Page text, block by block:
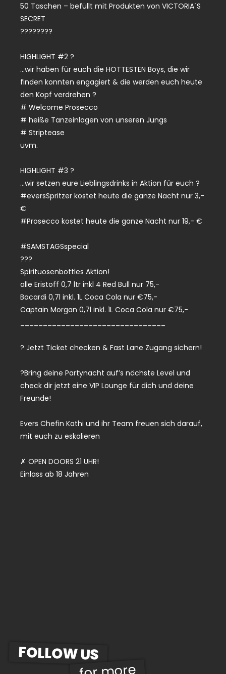
50 Taschen – befüllt mit Produkten von VICTORIA´S
SECRET
????????
HIGHLIGHT #2 ?
…wir haben für euch die HOTTESTEN Boys, die wir
finden konnten engagiert & die werden euch heute
den Kopf verdrehen ?
# Welcome Prosecco
# heiße Tanzeinlagen von unseren Jungs
# Striptease
uvm.
HIGHLIGHT #3 ?
…wir setzen eure Lieblingsdrinks in Aktion für euch ?
#eversSpritzer kostet heute die ganze Nacht nur 3,-
€
#Prosecco kostet heute die ganze Nacht nur 19,- €
#SAMSTAGSspecial
???
Spirituosenbottles Aktion!
alle Eristoff 0,7 ltr inkl 4 Red Bull nur 75,-
Bacardi 0,7l inkl. 1L Coca Cola nur €75,-
Captain Morgan 0,7l inkl. 1L Coca Cola nur €75,-
? Jetzt Ticket checken & Fast Lane Zugang sichern!
?Bring deine Partynacht auf’s nächste Level und
check dir jetzt eine VIP Lounge für dich und deine
Freunde!
Evers Chefin Kathi und ihr Team freuen sich darauf,
mit euch zu eskalieren
✗ OPEN DOORS 21 UHR!
Einlass ab 18 Jahren
FOLLOW US